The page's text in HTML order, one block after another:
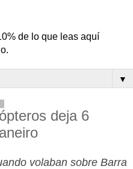
de lo que leas aquí
▼
deja 6
volaban sobre Barra